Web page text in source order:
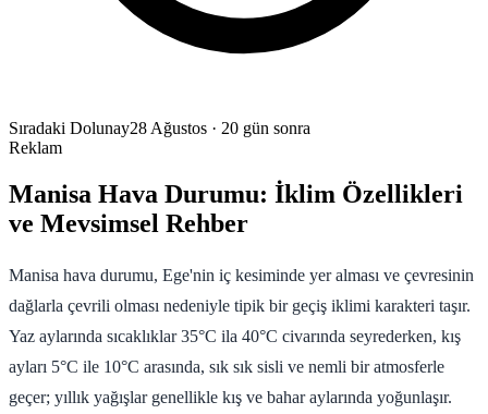
Sıradaki Dolunay28 Ağustos · 20 gün sonra
Reklam
Manisa Hava Durumu: İklim Özellikleri
ve Mevsimsel Rehber
Manisa hava durumu, Ege'nin iç kesiminde yer alması ve çevresinin
dağlarla çevrili olması nedeniyle tipik bir geçiş iklimi karakteri taşır.
Yaz aylarında sıcaklıklar 35°C ila 40°C civarında seyrederken, kış
ayları 5°C ile 10°C arasında, sık sık sisli ve nemli bir atmosferle
geçer; yıllık yağışlar genellikle kış ve bahar aylarında yoğunlaşır.